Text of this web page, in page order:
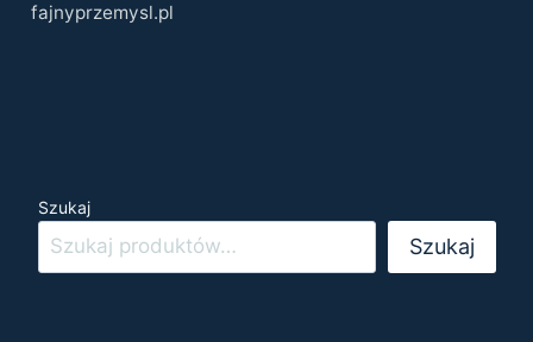
fajnyprzemysl.pl
Szukaj
Szukaj